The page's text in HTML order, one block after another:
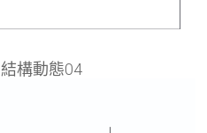
構動態04